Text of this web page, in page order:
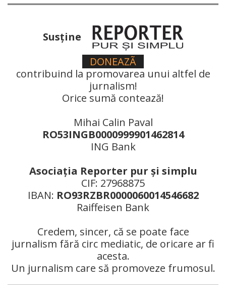
Susţine
DONEAZÃ
contribuind la promovarea unui altfel de
jurnalism!
Orice sumă contează!
Mihai Calin Paval
RO53INGB0000999901462814
ING Bank
Asociaţia Reporter pur şi simplu
CIF: 27968875
IBAN: RO93RZBR0000060014546682
Raiffeisen Bank
Credem, sincer, că se poate face
jurnalism fără circ mediatic, de oricare ar fi
acesta.
Un jurnalism care să promoveze frumosul.